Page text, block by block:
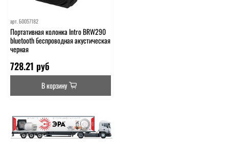
арт.Б0057182
Портативная колонка Intro BRW290
bluetooth беспроводная акустическая
черная
728.21 руб
В корзину